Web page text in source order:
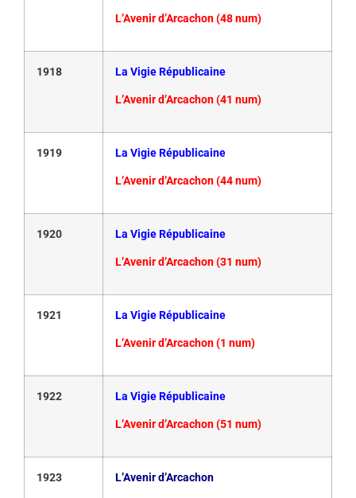
L’Avenir d’Arcachon (48 num)
1918 La Vigie Républicaine
L’Avenir d’Arcachon (41 num)
1919 La Vigie Républicaine
L’Avenir d’Arcachon (44 num)
1920 La Vigie Républicaine
L’Avenir d’Arcachon (31 num)
1921 La Vigie Républicaine
L’Avenir d’Arcachon (1 num)
1922 La Vigie Républicaine
L’Avenir d’Arcachon (51 num)
1923 L’Avenir d’Arcachon